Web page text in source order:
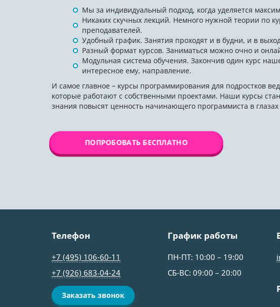
Мы за индивидуальный подход, когда уделяется
Никаких скучных лекций. Немного нужной теории по
преподавателей.
Удобный график. Занятия проходят и в будни, и в
Разный формат курсов. Заниматься можно очно и
Модульная система обучения. Закончив один курс
интересное ему, направление.
И самое главное – курсы программирования для подростков
которые работают с собственными проектами. Наши курсы
знания повысят ценность начинающего программиста в
ПОПРОБОВАТЬ БЕСПЛАТНО
Телефон
+7 (495) 106-60-11
+7 (926) 683‑04-24
Заказать звонок
График работы
ПН-ПТ: 10:00 – 19:00
СБ-ВС: 09:00 – 20:00